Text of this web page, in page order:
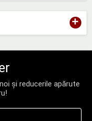
+
și reducerile apărute